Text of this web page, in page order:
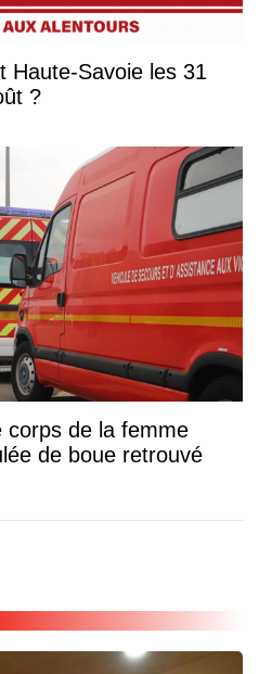
Haute-Savoie les 31
juillet, 1er août et 2 août ?
corps de la femme
de boue retrouvé